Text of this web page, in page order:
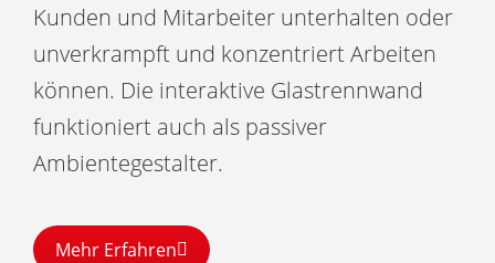
Kunden und Mitarbeiter unterhalten oder
unverkrampft und konzentriert Arbeiten
können. Die interaktive Glastrennwand
funktioniert auch als passiver
Ambientegestalter.
Mehr Erfahren